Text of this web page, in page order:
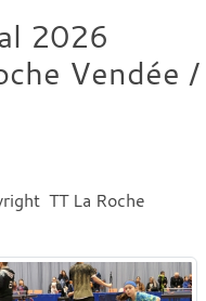
2026
Vendée /
TT La Roche